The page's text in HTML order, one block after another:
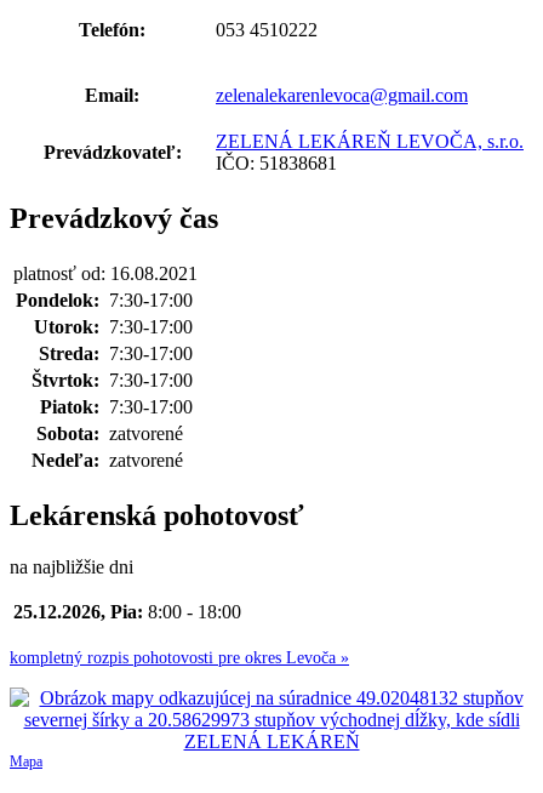
Telefón: 053 4510222
Email: zelenalekarenlevoca@gmail.com
Prevádzkovateľ:
ZELENÁ LEKÁREŇ LEVOČA, s.r.o.
IČO: 51838681
Prevádzkový čas
platnosť od: 16.08.2021
Pondelok: 7:30-17:00
Utorok: 7:30-17:00
Streda: 7:30-17:00
Štvrtok: 7:30-17:00
Piatok: 7:30-17:00
Sobota: zatvorené
Nedeľa: zatvorené
Lekárenská pohotovosť
na najbližšie dni
25.12.2026, Pia: 8:00 - 18:00
kompletný rozpis pohotovosti pre okres Levoča »
Mapa